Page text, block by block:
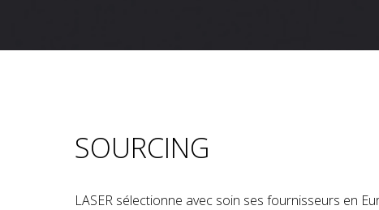
SOURCING
LASER sélectionne avec soin ses fournisseurs en